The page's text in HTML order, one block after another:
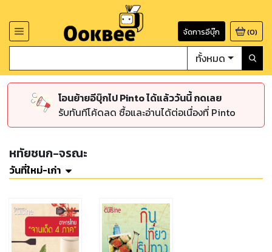
จัดการอีบุ๊ก (0)
ทั้งหมด
โอนย้ายอีบุ๊กไป Pinto ได้แล้ววันนี้ กดเลย
รับทันทีโค้ดลด ซื้อและอ่านได้ต่อเนื่องที่ Pinto
หทัยชนก-จรณะ
วันที่ใหม่-เก่า